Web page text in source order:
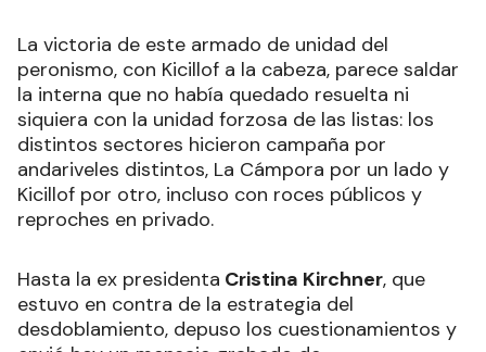
La victoria de este armado de unidad del
peronismo, con Kicillof a la cabeza, parece saldar
la interna que no había quedado resuelta ni
siquiera con la unidad forzosa de las listas: los
distintos sectores hicieron campaña por
andariveles distintos, La Cámpora por un lado y
Kicillof por otro, incluso con roces públicos y
reproches en privado.
Hasta la ex presidenta Cristina Kirchner, que
estuvo en contra de la estrategia del
desdoblamiento, depuso los cuestionamientos y